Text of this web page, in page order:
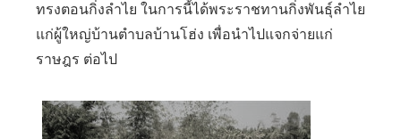
ทรงตอนกิ่งลำไย ในการนี้ได้พระราชทานกิ่งพันธุ์ลำไย
แก่ผู้ใหญ่บ้านตำบลบ้านโฮ่ง เพื่อนำไปแจกจ่ายแก่
ราษฎร ต่อไป